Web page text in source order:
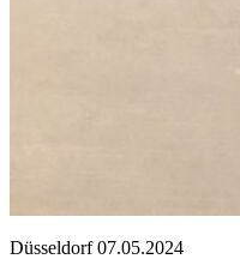
Düsseldorf07.05.2024